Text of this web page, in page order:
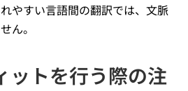
やすい言語間の翻訳では、文脈
ん。
ットを行う際の注